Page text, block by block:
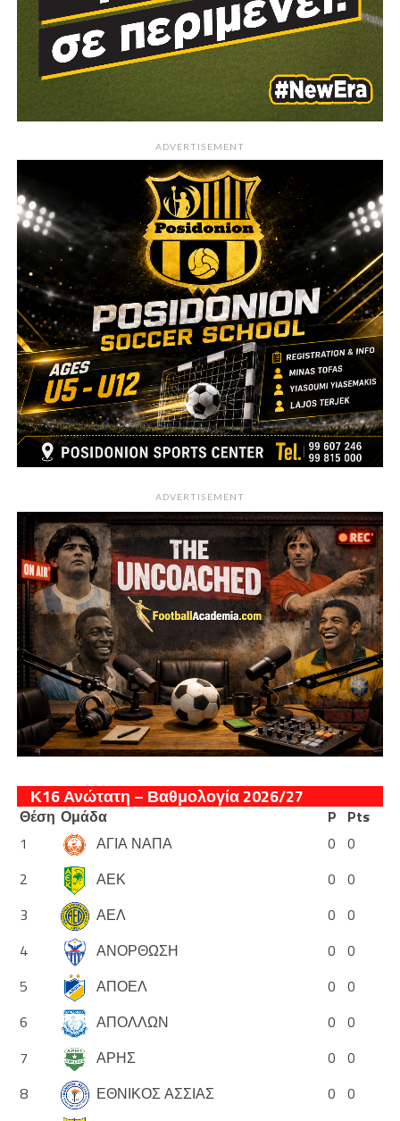
ADVERTISEMENT
ADVERTISEMENT
Κ16 Ανώτατη – Βαθμολογία 2026/27
Θέση Ομάδα P Pts
1
ΑΓΙΑ ΝΑΠΑ 0 0
2
ΑΕΚ 0 0
3
ΑΕΛ 0 0
4
ΑΝΟΡΘΩΣΗ 0 0
5
ΑΠΟΕΛ 0 0
6
ΑΠΟΛΛΩΝ 0 0
7
ΑΡΗΣ 0 0
8
ΕΘΝΙΚΟΣ ΑΣΣΙΑΣ 0 0